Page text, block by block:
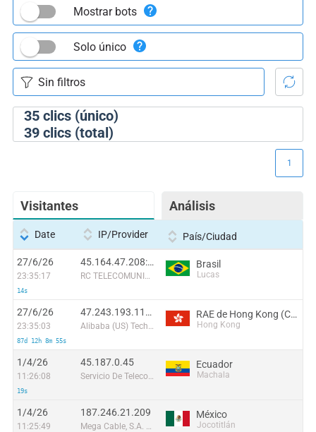
35clics (único)
39clics (total)
Mostrar bots
Solo único
Visitantes Análisis
1
Date IP/Provider País/Ciudad
27/6/26
23:35:17
14s
45.164.47.208:5451
RC TELECOMUNICAÇOES LTDA.
Brasil
Lucas
27/6/26
23:35:03
87d 12h 8m 55s
47.243.193.110:15279
Alibaba (US) Technology Co., Ltd.
RAE de Hong Kong (China)
Hong Kong
1/4/26
11:26:08
19s
45.187.0.45
Servicio De Telecomunicaciones Orobla S. A
Ecuador
Machala
1/4/26
11:25:49
187.246.21.209
Mega Cable, S.A. de C.V.
México
Jocotitlán